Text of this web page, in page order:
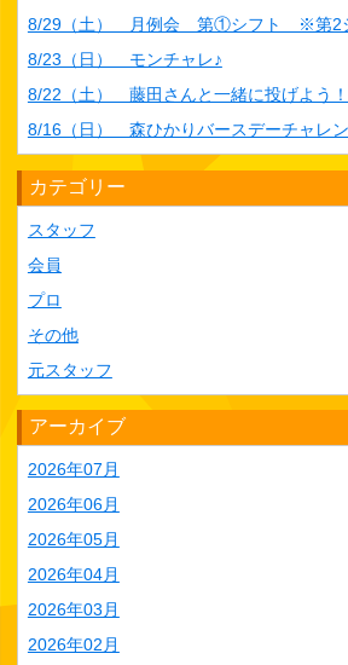
8/29（土） 月例会 第①シフト ※第2シ
8/23（日） モンチャレ♪
8/22（土） 藤田さんと一緒に投げよう！
8/16（日） 森ひかりバースデーチャレ
カテゴリー
スタッフ
会員
プロ
その他
元スタッフ
アーカイブ
2026年07月
2026年06月
2026年05月
2026年04月
2026年03月
2026年02月